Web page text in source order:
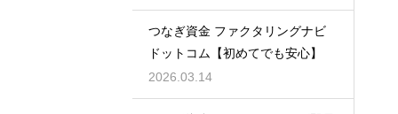
つなぎ資金 ファクタリングナビ
ドットコム【初めてでも安心】
2026.03.14